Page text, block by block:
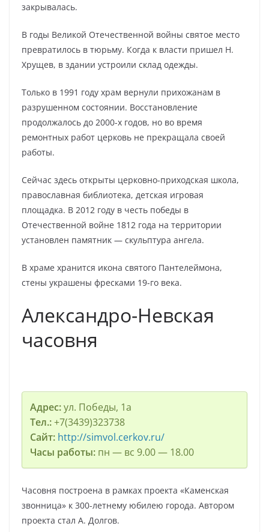
закрывалась.
В годы Великой Отечественной войны святое место
превратилось в тюрьму. Когда к власти пришел Н.
Хрущев, в здании устроили склад одежды.
Только в 1991 году храм вернули прихожанам в
разрушенном состоянии. Восстановление
продолжалось до 2000-х годов, но во время
ремонтных работ церковь не прекращала своей
работы.
Сейчас здесь открыты церковно-приходская школа,
православная библиотека, детская игровая
площадка. В 2012 году в честь победы в
Отечественной войне 1812 года на территории
установлен памятник — скульптура ангела.
В храме хранится икона святого Пантелеймона,
стены украшены фресками 19-го века.
Александро-Невская
часовня
Адрес:ул. Победы, 1а
Тел.:+7(3439)323738
Сайт:http://simvol.cerkov.ru/
Часы работы:пн — вс 9.00 — 18.00
Часовня построена в рамках проекта «Каменская
звонница» к 300-летнему юбилею города. Автором
проекта стал А. Долгов.